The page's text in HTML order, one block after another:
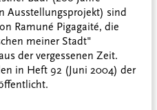
Ausstellungsprojekt) sind
Ramuné Pigagaité, die
meiner Stadt"
der vergessenen Zeit.
in Heft 92 (Juni 2004) der